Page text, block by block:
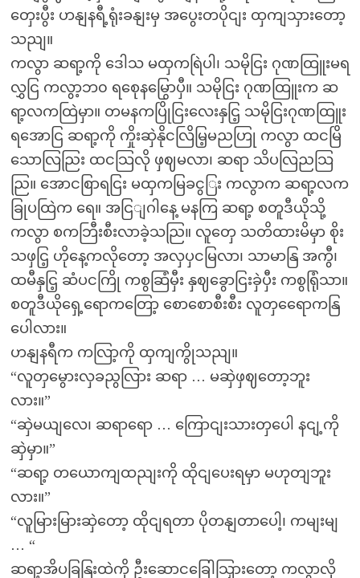
တှေးပွီး ဟနျနရီ့ရုံးခနျးမှ အပွေးတပိုငျး ထှကျသှားတော့
သညျ။
ကလွာ ဆရာ့ကို ဒေါသ မထှကရြဲပါ၊ သမိုငြး ဂုဏထြူးမရ
လွှငြ ကလွာ့ဘ၀ ရစေုနမြွောပှီ။ သမိုငြး ဂုဏထြူးက ဆ
ရာ့လကထြဲမှာ။ တမနကပြိုငြးလေးနှငြ့ သမိုငြးဂုဏထြူး
ရအောငြ ဆရာ့ကို ကှိုးဆှဲနိုငလြိမြ့မညဟြု ကလွာ ထငမြိ
သောလြညြး ထငသြလို ဖှဈမလာ၊ ဆရာ သိပလြညသြ
ညြ။ အောငစြာရငြး မထှကမြခငွြး ကလွာက ဆရာ့လက
ခြုပထြဲက ရေ။ အငြျဂါနေ့ မနကြ ဆရာ့ စတူဒီယိုသို့
ကလွာ စကဘြီးစီးလာခဲ့သညြ။ လူတှေ သတိထားမိမှာ စိုး
သဖှငြ့ ဟိုနေ့ကလိုတော့ အလှပှငမြလာ၊ သာမာနြ အကွီ၊
ထမီနှငြ့ ဆံပငကြို ကစွဆြံမှီး နှဈခွောငြးခှဲပှီး ကစွရြုံသာ။
စတူဒီယိုရှေ့ရောကတြော့ စောစောစီးစီး လူတှရေောကနြ
ပေါလား။
ဟနျနရီက ကလြာ့ကို ထှကျကွိုသညျ။
“လူတှမွေားလှခညွလြား ဆရာ … မဆှဲဖှဈတော့ဘူး
လား။”
“ဆှဲမယျလေ၊ ဆရာရော … ကြောငျးသားတှပေါ နငျ့ကို
ဆှဲမှာ။”
“ဆရာ့ တယောကျထညျးကို ထိုငျပေးရမှာ မဟုတျဘူး
လား။”
“လူမြားမြားဆှဲတော့ ထိုငျရတာ ပိုတနျတာပေါ့၊ ကမျးမျ
… “
ဆရာ့အိပခြနြးထဲကို ဦးဆောငခြေါသြှားတော့ ကလွာလို